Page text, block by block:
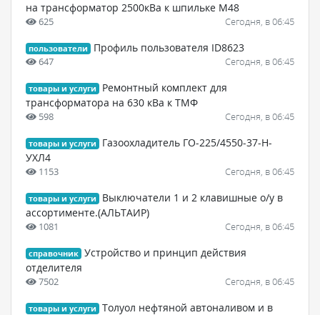
на трансформатор 2500кВа к шпильке М48
625 Сегодня, в 06:45
пользователи Профиль пользователя ID8623
647 Сегодня, в 06:45
товары и услуги
Ремонтный комплект для
трансформатора на 630 кВа к ТМФ
598 Сегодня, в 06:45
товары и услуги
Газоохладитель ГО-225/4550-37-Н-
УХЛ4
1153 Сегодня, в 06:45
товары и услуги
Выключатели 1 и 2 клавишные о/у в
ассортименте.(АЛЬТАИР)
1081 Сегодня, в 06:45
справочник Устройство и принцип действия
отделителя
7502 Сегодня, в 06:45
товары и услуги
Толуол нефтяной автоналивом и в